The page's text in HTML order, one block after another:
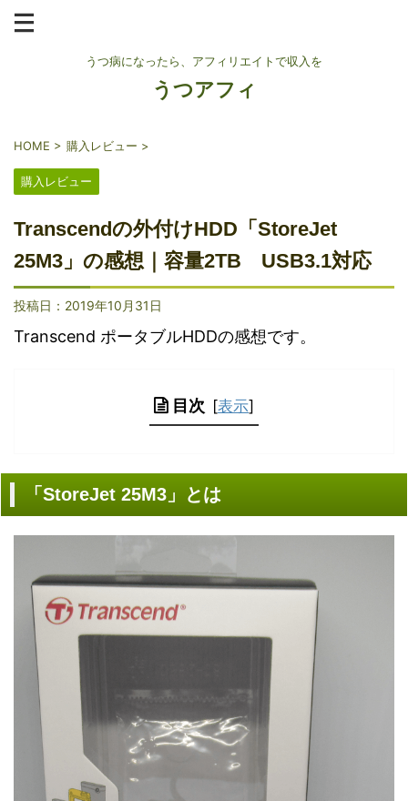
うつ病になったら、アフィリエイトで収入を
うつアフィ
HOME > 購入レビュー >
購入レビュー
Transcendの外付けHDD「StoreJet
25M3」の感想｜容量2TB USB3.1対応
投稿日： 2019年10月31日
Transcend ポータブルHDDの感想です。
目次 [表示]
「StoreJet 25M3」とは